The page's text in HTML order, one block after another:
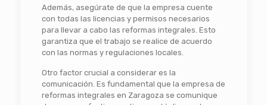
Además, asegúrate de que la empresa cuente
con todas las licencias y permisos necesarios
para llevar a cabo las reformas integrales. Esto
garantiza que el trabajo se realice de acuerdo
con las normas y regulaciones locales.
Otro factor crucial a considerar es la
comunicación. Es fundamental que la empresa de
reformas integrales en Zaragoza se comunique